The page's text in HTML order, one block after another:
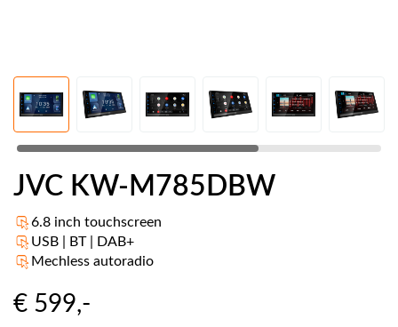
JVC KW-M785DBW
6.8 inch touchscreen
USB | BT | DAB+
Mechless autoradio
€ 599,-